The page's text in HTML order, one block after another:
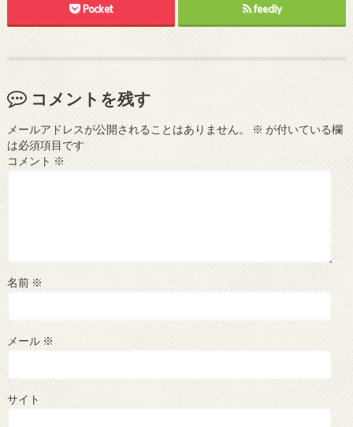
Pocket feedly
コメントを残す
メールアドレスが公開されることはありません。 ※ が付いている欄
は必須項目です
コメント ※
名前 ※
メール ※
サイト